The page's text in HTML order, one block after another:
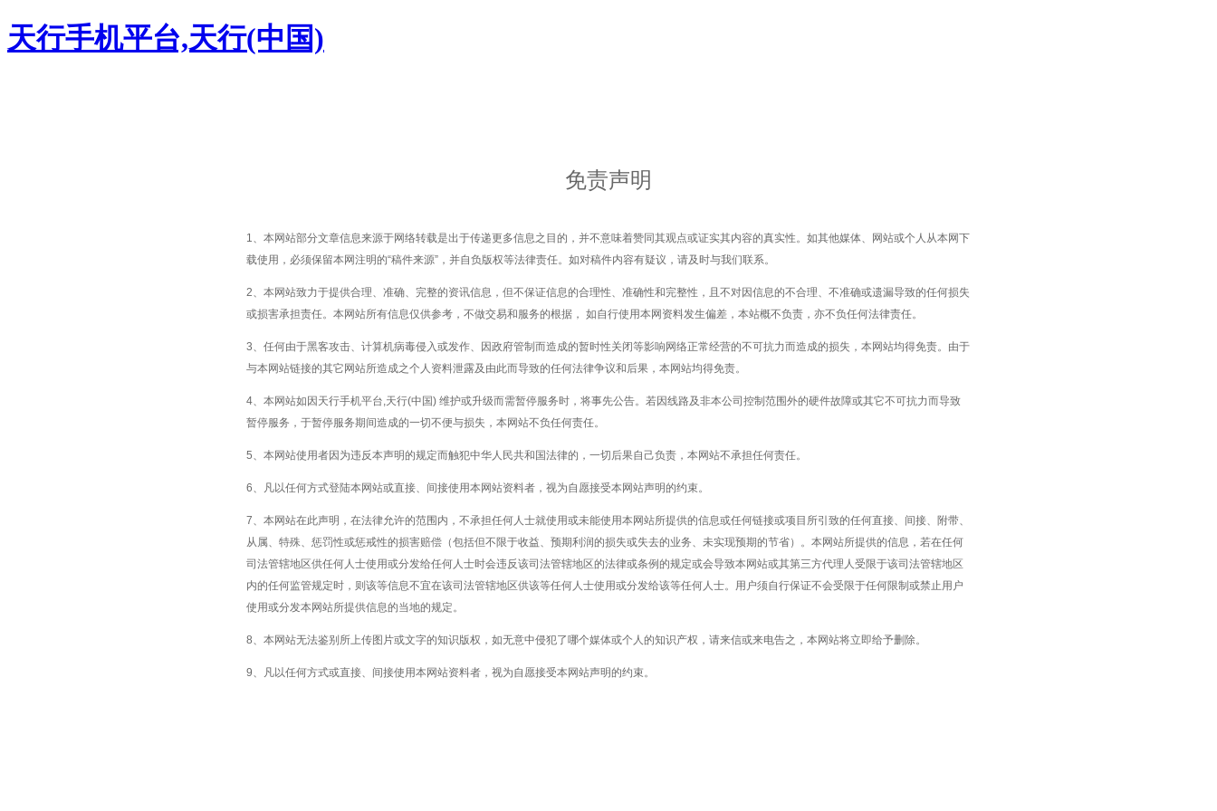
天行手机平台,天行(中国)
免责声明
1、本网站部分文章信息来源于网络转载是出于传递更多信息之目的，并不意味着赞同其观点或证实其内容的真实性。如其他媒体、网站或个人从本网下
载使用，必须保留本网注明的“稿件来源”，并自负版权等法律责任。如对稿件内容有疑议，请及时与我们联系。
2、本网站致力于提供合理、准确、完整的资讯信息，但不保证信息的合理性、准确性和完整性，且不对因信息的不合理、不准确或遗漏导致的任何损失
或损害承担责任。本网站所有信息仅供参考，不做交易和服务的根据， 如自行使用本网资料发生偏差，本站概不负责，亦不负任何法律责任。
3、任何由于黑客攻击、计算机病毒侵入或发作、因政府管制而造成的暂时性关闭等影响网络正常经营的不可抗力而造成的损失，本网站均得免责。由于
与本网站链接的其它网站所造成之个人资料泄露及由此而导致的任何法律争议和后果，本网站均得免责。
4、本网站如因天行手机平台,天行(中国) 维护或升级而需暂停服务时，将事先公告。若因线路及非本公司控制范围外的硬件故障或其它不可抗力而导致
暂停服务，于暂停服务期间造成的一切不便与损失，本网站不负任何责任。
5、本网站使用者因为违反本声明的规定而触犯中华人民共和国法律的，一切后果自己负责，本网站不承担任何责任。
6、凡以任何方式登陆本网站或直接、间接使用本网站资料者，视为自愿接受本网站声明的约束。
7、本网站在此声明，在法律允许的范围内，不承担任何人士就使用或未能使用本网站所提供的信息或任何链接或项目所引致的任何直接、间接、附带、
从属、特殊、惩罚性或惩戒性的损害赔偿（包括但不限于收益、预期利润的损失或失去的业务、未实现预期的节省）。本网站所提供的信息，若在任何
司法管辖地区供任何人士使用或分发给任何人士时会违反该司法管辖地区的法律或条例的规定或会导致本网站或其第三方代理人受限于该司法管辖地区
内的任何监管规定时，则该等信息不宜在该司法管辖地区供该等任何人士使用或分发给该等任何人士。用户须自行保证不会受限于任何限制或禁止用户
使用或分发本网站所提供信息的当地的规定。
8、本网站无法鉴别所上传图片或文字的知识版权，如无意中侵犯了哪个媒体或个人的知识产权，请来信或来电告之，本网站将立即给予删除。
9、凡以任何方式或直接、间接使用本网站资料者，视为自愿接受本网站声明的约束。